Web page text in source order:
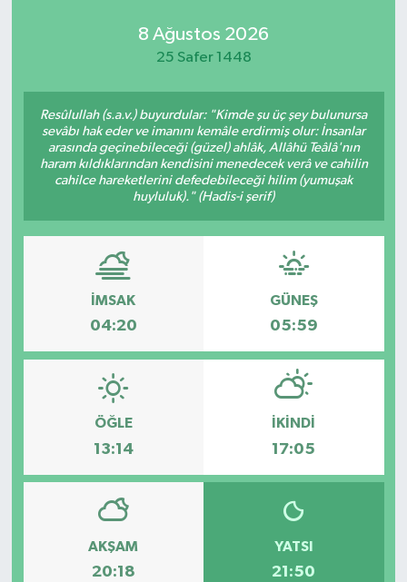
8 Ağustos 2026
25 Safer 1448
Resûlullah (s.a.v.) buyurdular: "Kimde şu üç şey bulunursa
sevâbı hak eder ve imanını kemâle erdirmiş olur: İnsanlar
arasında geçinebileceği (güzel) ahlâk, Allâhü Teâlâ'nın
haram kıldıklarından kendisini menedecek verâ ve cahilin
cahilce hareketlerini defedebileceği hilim (yumuşak
huyluluk)." (Hadis-i şerif)
İMSAK
04:20
GÜNEŞ
05:59
ÖĞLE
13:14
İKINDI
17:05
AKŞAM
20:18
YATSI
21:50
MAGAZİN
ÖZEL HABER